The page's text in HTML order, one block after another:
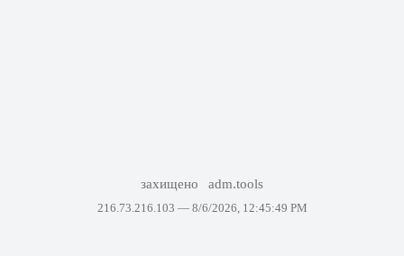
захищено adm.tools
216.73.216.103 — 8/6/2026, 12:45:49 PM